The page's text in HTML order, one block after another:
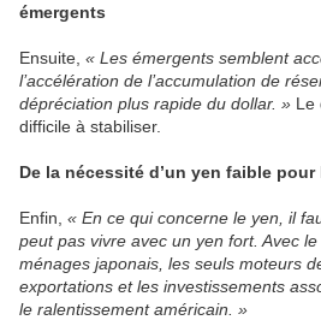
émergents
Ensuite, « Les émergents semblent
l’accélération de l’accumulation de
dépréciation plus rapide du dollar. » Le
difficile à stabiliser.
De la nécessité d’un yen faible pour
Enfin, « En ce qui concerne le yen, il
peut pas vivre avec un yen fort. Avec
ménages japonais, les seuls moteurs
exportations et les investissements
le ralentissement américain. »